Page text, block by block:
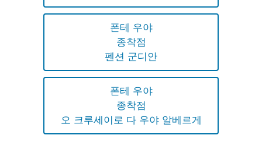
폰테 우야
종착점
펜션 군디안
폰테 우야
종착점
오 크루세이로 다 우야 알베르게